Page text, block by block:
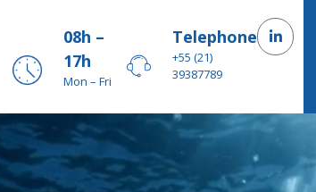
08h –
17h
Mon – Fri
Telephone
+55 (21)
39387789